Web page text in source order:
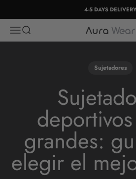
4-5 DAYS DELIVERY
Open navigation menu
Open search Aura Wear
Sujetadores
grandes:
elegir el